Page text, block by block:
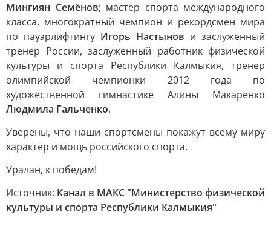
Мингиян Семёнов; мастер спорта международного
класса, многократный чемпион и рекордсмен мира
по пауэрлифтингу Игорь Настынов и заслуженный
тренер России, заслуженный работник физической
культуры и спорта Республики Калмыкия, тренер
олимпийской чемпионки 2012 года по
художественной гимнастике Алины Макаренко
Людмила Гальченко.
Уверены, что наши спортсмены покажут всему миру
характер и мощь российского спорта.
Уралан, к победам!
Источник: Канал в МАКС "Министерство физической
культуры и спорта Республики Калмыкия"